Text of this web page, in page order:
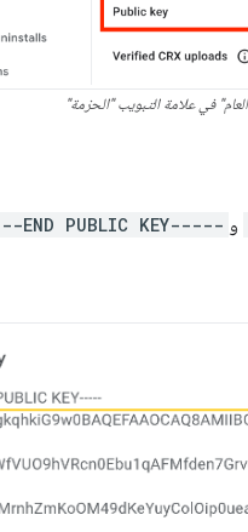
في علامة التبويب "الحزمة"
و END PUBLIC KEY-----